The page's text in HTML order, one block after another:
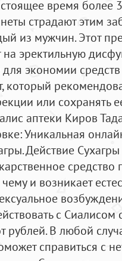
время более
страдают этим
из мужчин. Этот
эректильную
экономии
который
или сохранять
аптеки Киров
Уникальная
Действие
средство
и возникает
с
рублей. В любой
справиться с